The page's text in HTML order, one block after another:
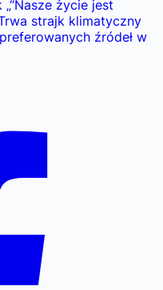
„“Nasze życie jest
strajk klimatyczny
źródeł w